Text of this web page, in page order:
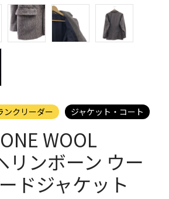
ンクリーダー ジャケット・コート
WOOL
リンボーン ウー
ドジャケット